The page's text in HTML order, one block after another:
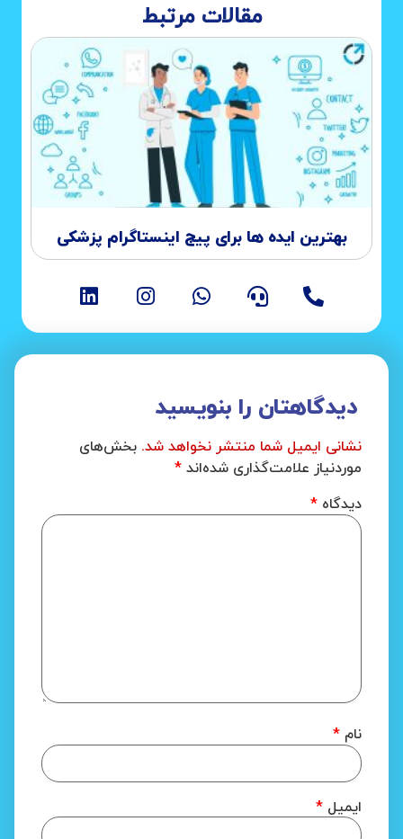
مقالات مرتبط
بهترین ایده ها برای پیج اینستاگرام پزشکی
دیدگاهتان را بنویسید
نشانی ایمیل شما منتشر نخواهد شد. بخش‌های
موردنیاز علامت‌گذاری شده‌اند *
دیدگاه *
نام *
ایمیل *